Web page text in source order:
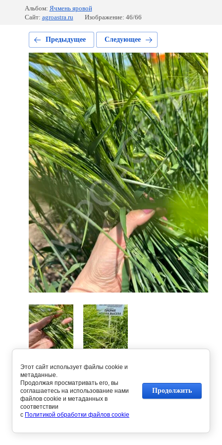
Альбом: Ячмень яровой
Сайт: agroastra.ru Изображение: 46/66
Предыдущее Следующее
Предыдущее
Вернуться в галерею
Этот сайт использует файлы cookie и
метаданные.
Продолжая просматривать его, вы
соглашаетесь на использование нами
файлов cookie и метаданных в
соответствии
с Политикой обработки файлов cookie
Продолжить